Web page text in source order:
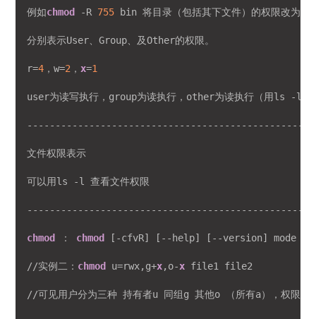
例如chmod -R 755 bin 将目录（包括其下文件）的权限改为
分别表示User、Group、及Other的权限。
r=4 ，w=2 ， x=1
user为读写执行，group为读执行，other为读执行（用ls -l
文件权限表示
可以用ls -l 查看文件权限
chmod ： chmod [-cfvR] [--help] [--version] mode
//实例二： chmod u=rwx,g+x,o-x file1 file2
//可见用户分为三种 持有者u 同组g 其他o （所有a），权限为